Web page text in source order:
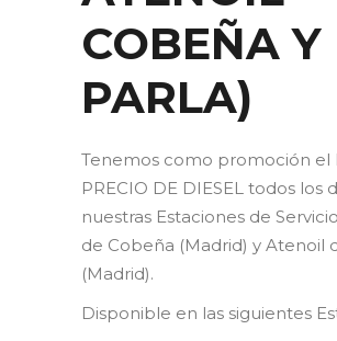
COBEÑA Y
PARLA)
Tenemos como promoción el
PRECIO DE DIESEL todos los
nuestras Estaciones de
de Cobeña (Madrid) y Atenoil
(Madrid).
Disponible en las siguientes